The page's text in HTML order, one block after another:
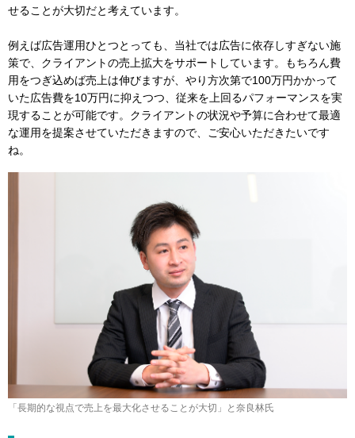
せることが大切だと考えています。
例えば広告運用ひとつとっても、当社では広告に依存しすぎない施
策で、クライアントの売上拡大をサポートしています。もちろん費
用をつぎ込めば売上は伸びますが、やり方次第で100万円かかって
いた広告費を10万円に抑えつつ、従来を上回るパフォーマンスを実
現することが可能です。クライアントの状況や予算に合わせて最適
な運用を提案させていただきますので、ご安心いただきたいです
ね。
「長期的な視点で売上を最大化させることが大切」と奈良林氏